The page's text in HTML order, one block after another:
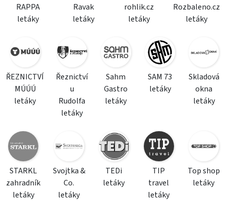
RAPPA
letáky
Ravak
letáky
rohlik.cz
letáky
Rozbaleno.cz
letáky
ŘEZNICTVÍ
MÚÚÚ
letáky
Řeznictví
u
Rudolfa
letáky
Sahm
Gastro
letáky
SAM 73
letáky
Skladová
okna
letáky
STARKL
zahradník
letáky
Svojtka &
Co.
letáky
TEDi
letáky
TIP
travel
letáky
Top shop
letáky